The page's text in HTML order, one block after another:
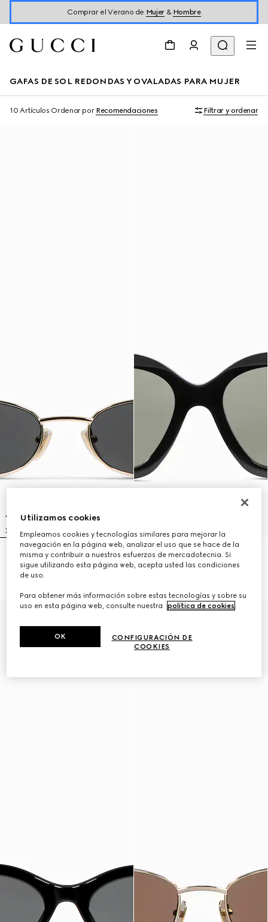
Comprar el Verano de Mujer& Hombre
GAFAS DE SOL REDONDAS Y OVALADAS PARA MUJER
10 Artículos Ordenar por Recomendaciones Filtrar y ordenar
Lentes de sol con marco ovalado
MXN 10,940
Lentes de sol con marco
geométrico
Utilizamos cookies
Empleamos cookies y tecnologías similares para mejorar la
navegación en la página web, analizar el uso que se hace de la
misma y contribuir a nuestros esfuerzos de mercadotecnia. Si
sigue utilizando esta página web, acepta usted las condiciones
de uso.
Para obtener más información sobre estas tecnologías y sobre su
uso en esta página web, consulte nuestra
política de cookies.
CONFIGURACIÓN DE
COOKIES
OK